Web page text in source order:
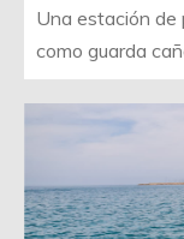
Una estación de
como guarda